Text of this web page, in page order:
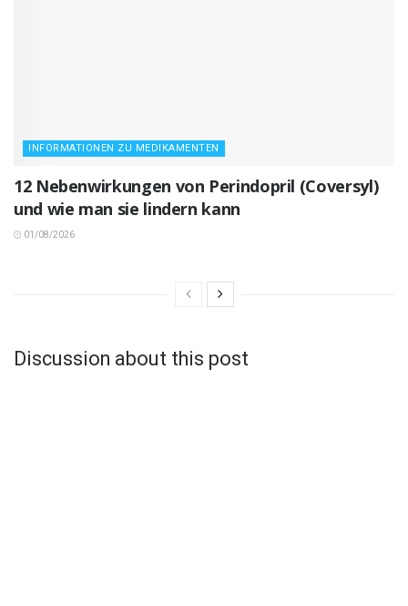
INFORMATIONEN ZU MEDIKAMENTEN
12 Nebenwirkungen von Perindopril (Coversyl)
und wie man sie lindern kann
01/08/2026
Discussion about this post